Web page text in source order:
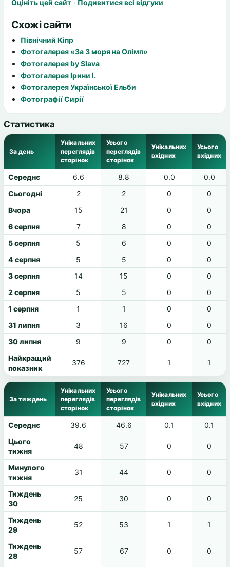
Оцініть цей сайт · Подивитися всі відгуки
Схожі сайти
Північний Кіпр
Фотогалерея «За 3 моря на Олімп»
Фотогалерея by Slava
Фотогалерея Ірини І.
Фотогалерея Української Ельби
Фотографії Сирії
Статистика
За день
Унікальних
переглядів
сторінок
Усього
переглядів
сторінок
Унікальних
вхідних
Усього
вхідних
Середнє 6.6 8.8 0.0
0.0
Сьогодні
2 2 0
0
Вчора
15 21 0
0
6 серпня
7 8 0
0
5 серпня
5 6 0
0
4 серпня
5 5 0
0
3 серпня
14 15 0
0
2 серпня
5 5 0
0
1 серпня
1 1 0
0
31 липня
3 16 0
0
30 липня
9 9 0
0
Найкращий
показник
376 727 1 1
За тиждень
Унікальних
переглядів
сторінок
Усього
переглядів
сторінок
Унікальних
вхідних
Усього
вхідних
Середнє 39.6 46.6 0.1
0.1
Цього
тижня
48 57 0 0
Минулого
тижня
31 44 0 0
Тиждень
30
25 30 0 0
Тиждень
29
52 53 1 1
Тиждень
28
57 67 0 0